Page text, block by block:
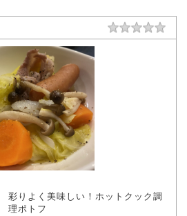
彩りよく美味しい！ホットクック調
理ポトフ